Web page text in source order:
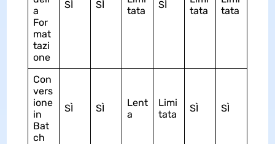
a
For
mat
tazi
one
SÌ SÌ
tata
SÌ
tata
tata
Con
vers
ione
in
Bat
ch
SÌ SÌ
Lent
a
Limi
tata
SÌ SÌ